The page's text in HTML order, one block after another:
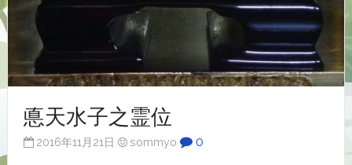
悳天水子之霊位
2016年11月21日 sommyo 0